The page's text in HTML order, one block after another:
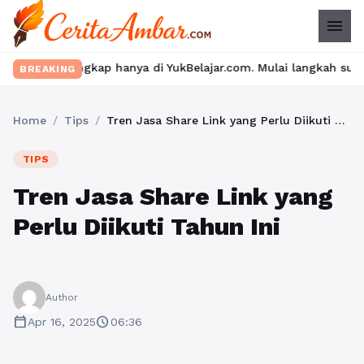
menu
BREAKING
hanya di YukBelajar.com. Mulai langkah suksesmu
Home / Tips / Tren Jasa Share Link yang Perlu Diikuti Tahun Ini
TIPS
Tren Jasa Share Link yang
Perlu Diikuti Tahun Ini
Author
calendar_todayApr 16, 2025schedule06:36